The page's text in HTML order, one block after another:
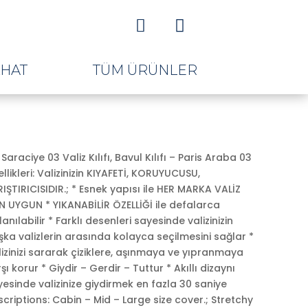
 
TÜM ÜRÜNLER
03 Valiz Kılıfı, Bavul Kılıfı – Paris Araba 03
Valizinizin KIYAFETİ, KORUYUCUSU,
* Esnek yapısı ile HER MARKA VALİZ
UYGUN * YIKANABİLİR ÖZELLİĞİ ile defalarca
* Farklı desenleri sayesinde valizinizin
valizlerin arasında kolayca seçilmesini sağlar *
sararak çiziklere, aşınmaya ve yıpranmaya
korur * Giydir – Gerdir – Tuttur * Akıllı dizaynı
valizinize giydirmek en fazla 30 saniye
Cabin – Mid – Large size cover.; Stretchy